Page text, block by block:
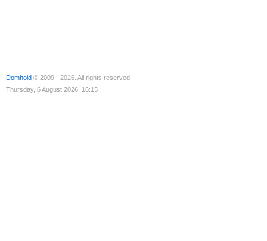
Domhold © 2009 - 2026. All rights reserved.
Thursday, 6 August 2026, 16:15